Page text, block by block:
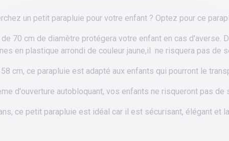
un petit parapluie pour votre enfant ? Optez pour ce
70 cm de diamètre protégera votre enfant en cas d'averse.
en plastique arrondi de couleur jaune,il ne risquera pas de
cm, ce parapluie est adapté aux enfants qui pourront le
d'ouverture autobloquant, vos enfants ne risqueront pas
ce petit parapluie est idéal car il est sécurisant, élégant et